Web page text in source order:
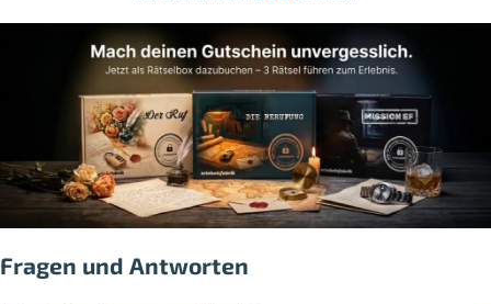
Fragen und Antworten